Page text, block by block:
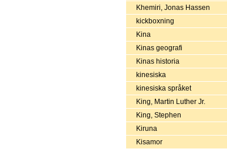
Khemiri, Jonas Hassen
kickboxning
Kina
Kinas geografi
Kinas historia
kinesiska
kinesiska språket
King, Martin Luther Jr.
King, Stephen
Kiruna
Kisamor